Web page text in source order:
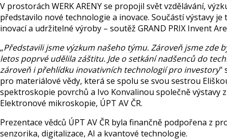
V prostorách WERK ARENY se propojil svět vzdělávání,
představilo nové technologie a inovace. Součástí výstavy
inovací a udržitelné výroby – soutěž GRAND PRIX Invent
„Představili jsme výzkum našeho týmu. Zároveň jsme zde
letos poprvé udělila záštitu. Jde o setkání nadšenců do
zároveň i přehlídku inovativních technologií pro investory"
pro materiálové vědy, která se spolu se svou sestrou
spektroskopie povrchů a Ivo Konvalinou společně výstavy
Elektronové mikroskopie, ÚPT AV ČR.
Prezentace vědců ÚPT AV ČR byla finančně podpořena z
senzorika, digitalizace, AI a kvantové technologie.